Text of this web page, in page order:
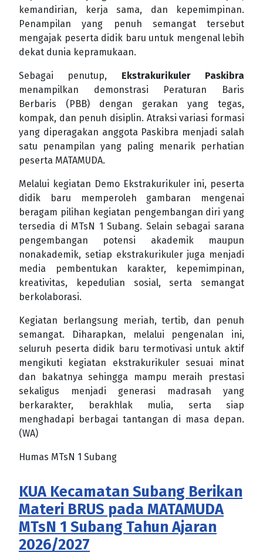
kemandirian, kerja sama, dan kepemimpinan.
Penampilan yang penuh semangat tersebut
mengajak peserta didik baru untuk mengenal lebih
dekat dunia kepramukaan.
Sebagai penutup, Ekstrakurikuler Paskibra
menampilkan demonstrasi Peraturan Baris
Berbaris (PBB) dengan gerakan yang tegas,
kompak, dan penuh disiplin. Atraksi variasi formasi
yang diperagakan anggota Paskibra menjadi salah
satu penampilan yang paling menarik perhatian
peserta MATAMUDA.
Melalui kegiatan Demo Ekstrakurikuler ini, peserta
didik baru memperoleh gambaran mengenai
beragam pilihan kegiatan pengembangan diri yang
tersedia di MTsN 1 Subang. Selain sebagai sarana
pengembangan potensi akademik maupun
nonakademik, setiap ekstrakurikuler juga menjadi
media pembentukan karakter, kepemimpinan,
kreativitas, kepedulian sosial, serta semangat
berkolaborasi.
Kegiatan berlangsung meriah, tertib, dan penuh
semangat. Diharapkan, melalui pengenalan ini,
seluruh peserta didik baru termotivasi untuk aktif
mengikuti kegiatan ekstrakurikuler sesuai minat
dan bakatnya sehingga mampu meraih prestasi
sekaligus menjadi generasi madrasah yang
berkarakter, berakhlak mulia, serta siap
menghadapi berbagai tantangan di masa depan.
(WA)
Humas MTsN 1 Subang
KUA Kecamatan Subang Berikan
Materi BRUS pada MATAMUDA
MTsN 1 Subang Tahun Ajaran
2026/2027